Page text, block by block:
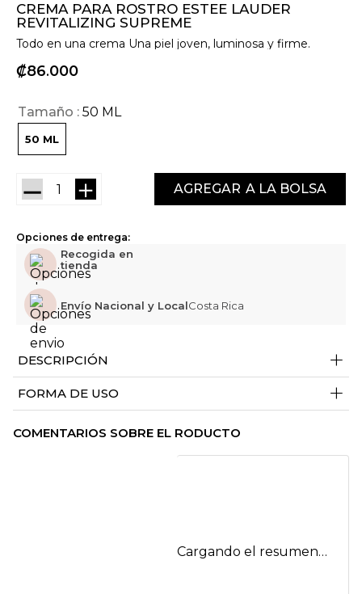
CREMA PARA ROSTRO ESTEE LAUDER
REVITALIZING SUPREME
Todo en una crema Una piel joven, luminosa y firme.
₡86 000
Tamaño 50 ML
50 ML
＋
－ AGREGAR
Opciones de entrega:
Recogida en
tienda
Envío Nacional y LocalCosta Rica
DESCRIPCIÓN +
FORMA DE USO +
COMENTARIOS SOBRE EL RODUCTO
Cargando el resumen…